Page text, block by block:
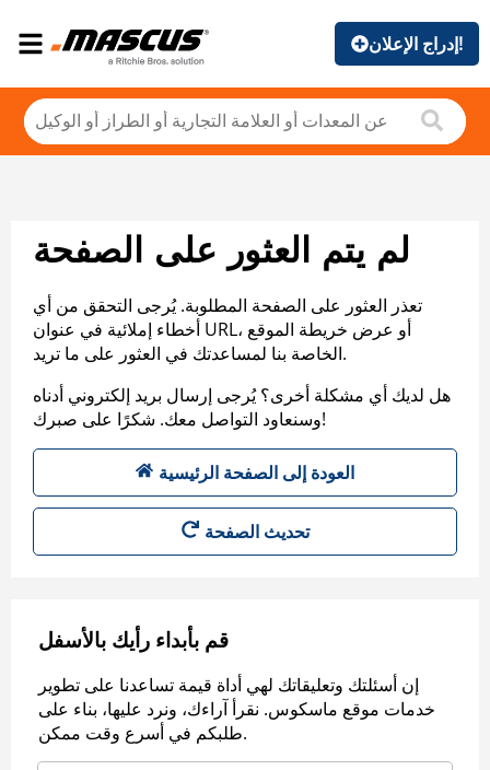
إدراج الإعلان!
لم يتم العثور على الصفحة
تعذر العثور على الصفحة المطلوبة. يُرجى التحقق من أي
أخطاء إملائية في عنوان URL، أو عرض خريطة الموقع
الخاصة بنا لمساعدتك في العثور على ما تريد.
هل لديك أي مشكلة أخرى؟ يُرجى إرسال بريد إلكتروني أدناه
وسنعاود التواصل معك. شكرًا على صبرك!
العودة إلى الصفحة الرئيسية
تحديث الصفحة
قم بأبداء رأيك بالأسفل
إن أسئلتك وتعليقاتك لهي أداة قيمة تساعدنا على تطوير
خدمات موقع ماسكوس. نقرأ آراءك، ونرد عليها، بناء على
طلبكم في أسرع وقت ممكن.